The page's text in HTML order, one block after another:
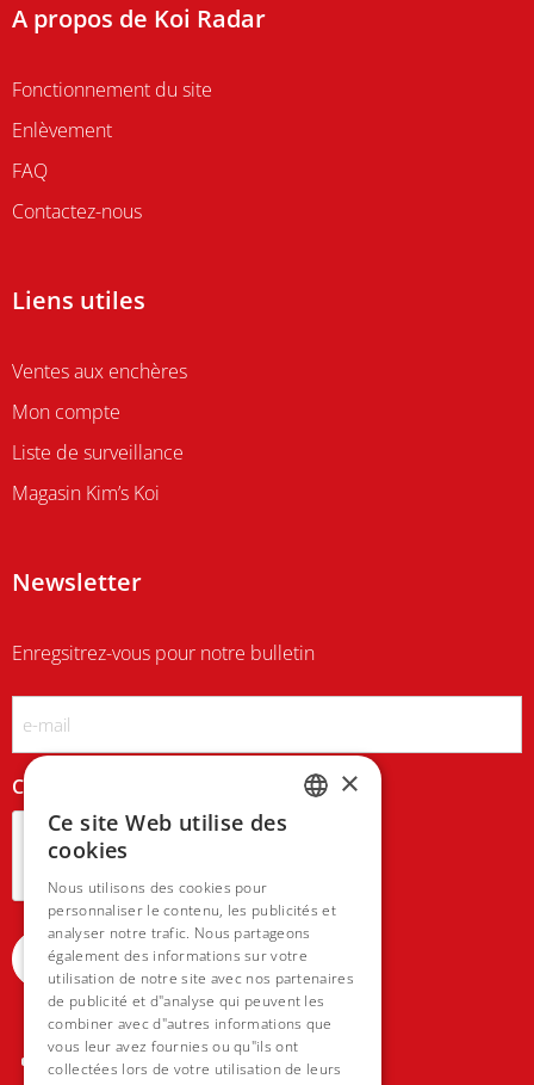
A propos de Koi Radar
Fonctionnement du site
Enlèvement
FAQ
Contactez-nous
Liens utiles
Ventes aux enchères
Mon compte
Liste de surveillance
Magasin Kim’s Koi
Newsletter
Enregsitrez-vous pour notre bulletin
CAPTCHA ×
Ce site Web utilise des
cookies
Nous utilisons des cookies pour
personnaliser le contenu, les publicités et
analyser notre trafic. Nous partageons
également des informations sur votre
utilisation de notre site avec nos partenaires
de publicité et d"analyse qui peuvent les
combiner avec d"autres informations que
vous leur avez fournies ou qu"ils ont
collectées lors de votre utilisation de leurs